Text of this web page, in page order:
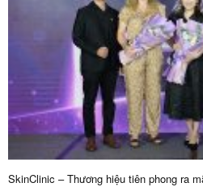
SkinClinic – Thương hiệu tiên phong ra